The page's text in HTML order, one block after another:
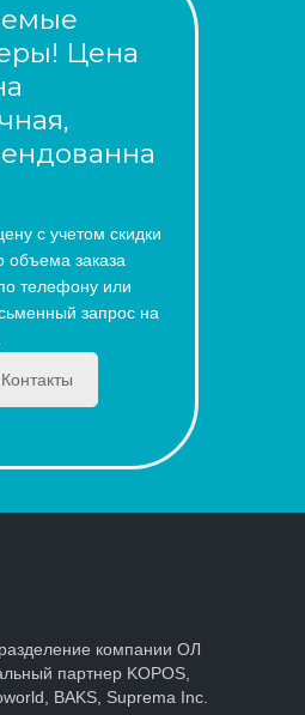
Цена
с учетом скидки
объема заказа
телефону или
запрос на
Контакты
компании ОЛ
партнер KOPOS,
BAKS, Suprema Inc.